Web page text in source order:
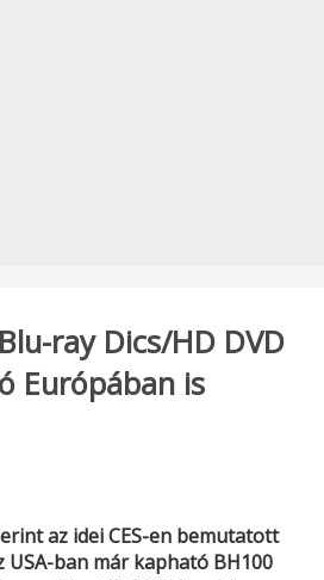
ray Dics/HD DVD
Európában is
az ideiCES-en bemutatott
USA-ban már kapható BH100